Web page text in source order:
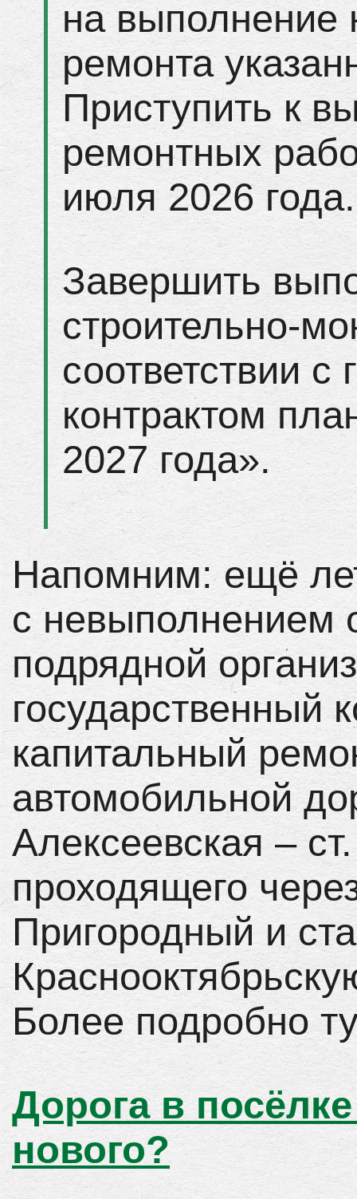
на выполнение
ремонта
Приступить к
ремонтных
июля 2026 года.
Завершить
строительно-
соответствии с
контрактом
2027 года».
Напомним: ещё
с невыполнением
подрядной
государственный
капитальный
автомобильной
Алексеевская –
проходящего
Пригородный и
Более подробно
Дорога в
нового?